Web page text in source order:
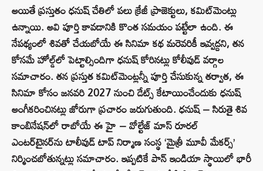
అయితే ప్రస్తుతం ధనుష్ చేతిలో పలు క్రేజీ ప్రాజెక్టులు, కమిట్‌మెంట్లు
ఉన్నాయి. అవి పూర్తి కావడానికి కొంత సమయం పట్టేలా ఉంది. ఈ
నేపథ్యంలో శివతో చేయబోయే ఈ సినిమా కథ మరెవరికీ ఇవ్వద్దని, తన
కోసమే హోల్డ్‌లో పెట్టాల్సిందిగా ధనుష్ కోరినట్లు కోలీవుడ్ వర్గాల
సమాచారం. తన ప్రస్తుత కమిట్‌మెంట్లన్నీ పూర్తి చేసుకున్న తర్వాత, ఈ
సినిమా కోసం జనవరి 2027 నుంచి డేట్స్ కేటాయించేందుకు ధనుష్
అంగీకరించినట్లు జోరుగా ప్రచారం జరుగుతుంది. ధనుష్ – సిరుతై శివ
కాంబినేషన్‌లో రాబోయే ఈ హై – వోల్టేజ్ మాస్ రూరల్
ఎంటర్‌టైనర్‌ను టాలీవుడ్ టాప్ నిర్మాణ సంస్థ ‘మైత్రీ మూవీ మేకర్స్’
నిర్మించబోతున్నట్లు సమాచారం. ఇప్పటికే పాన్ ఇండియా స్థాయిలో భారీ